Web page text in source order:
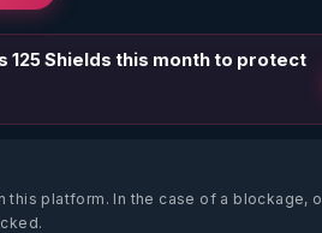
125 Shields this month to protect
this platform. In the case of a blockage,